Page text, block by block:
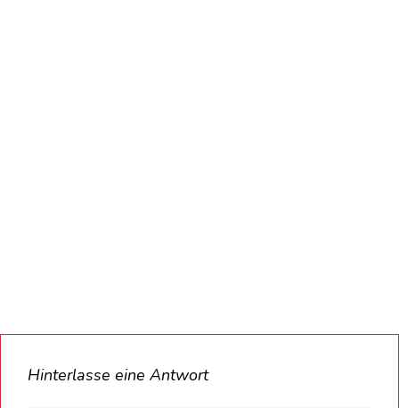
Hinterlasse eine Antwort